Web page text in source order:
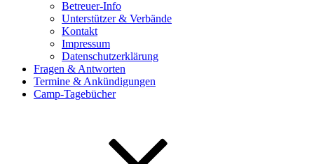
Betreuer-Info
Unterstützer & Verbände
Kontakt
Impressum
Datenschutzerklärung
Fragen & Antworten
Termine & Ankündigungen
Camp-Tagebücher